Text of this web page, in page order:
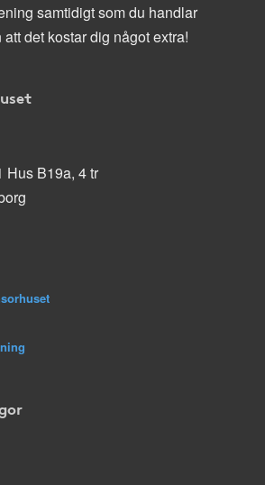
samtidigt som du handlar
det kostar dig något extra!
Hus B19a, 4 tr